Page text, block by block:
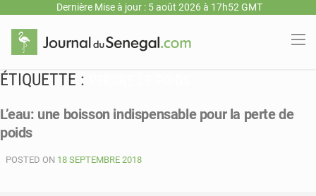
Dernière Mise à jour : 5 août 2026 à 17h52 GMT
ÉTIQUETTE :
L’eau: une boisson indispensable pour la perte de
poids
POSTED ON 18 SEPTEMBRE 2018